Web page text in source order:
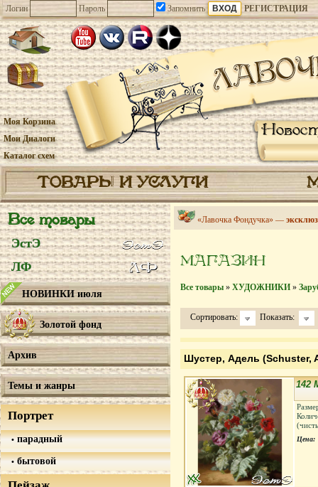
Логин Пароль Запомнить РЕГИСТРАЦИЯ
Моя Корзина
Мои Диалоги
Каталог схем
ТОВАРЫ И УСЛУГИ
Все товары
ЭстЭ
ЛФ
НОВИНКИ июля
Золотой фонд
Архив
Темы и жанры
Портрет
парадный
бытовой
«Лавочка Фондучка» —
МАГАЗИН
Все товары » ХУДОЖНИКИ »
Сортировать: Показать:
Шустер, Адель (Schuster,
142
Цена: